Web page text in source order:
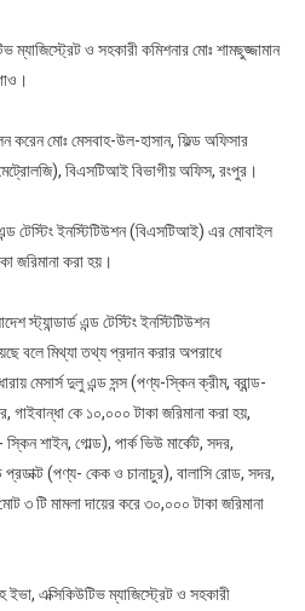
ম্যাজিস্ট্রেট ও সহকারী কমিশনার মোঃ শামছুজ্জামান
করেন মোঃ মেসবাহ-উল-হাসান, ফিল্ড অফিসার
বিএসটিআই বিভাগীয় অফিস, রংপুর।
এন্ড টেস্টিং ইনস্টিটিউশন (বিএসটিআই) এর মোবাইল
জরিমানা করা হয়।
স্ট্যান্ডার্ড এন্ড টেস্টিং ইনস্টিটিউশন
বলে মিথ্যা তথ্য প্রদান করার অপরাধে
মেসার্স দুলু এন্ড সন্স (পণ্য-স্কিন ক্রীম, ব্রান্ড-
গাইবান্ধা কে ১০,০০০ টাকা জরিমানা করা হয়,
শাইন, গোল্ড), পার্ক ভিউ মার্কেট, সদর,
(পণ্য- কেক ও চানাচুর), বালাসি রোড, সদর,
৩ টি মামলা দায়ের করে ৩০,০০০ টাকা জরিমানা
ইভা, এক্সিকিউটিভ ম্যাজিস্ট্রেট ও সহকারী